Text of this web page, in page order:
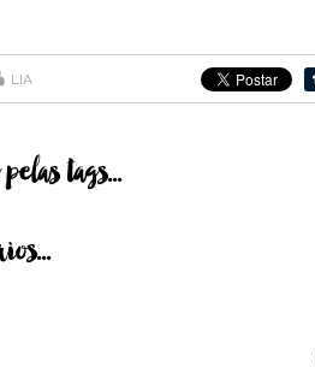
LIA
tags...